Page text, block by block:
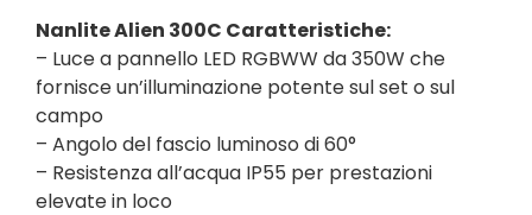
Nanlite Alien 300C Caratteristiche:
– Luce a pannello LED RGBWW da 350W che
fornisce un’illuminazione potente sul set o sul
campo
– Angolo del fascio luminoso di 60°
– Resistenza all’acqua IP55 per prestazioni
elevate in loco